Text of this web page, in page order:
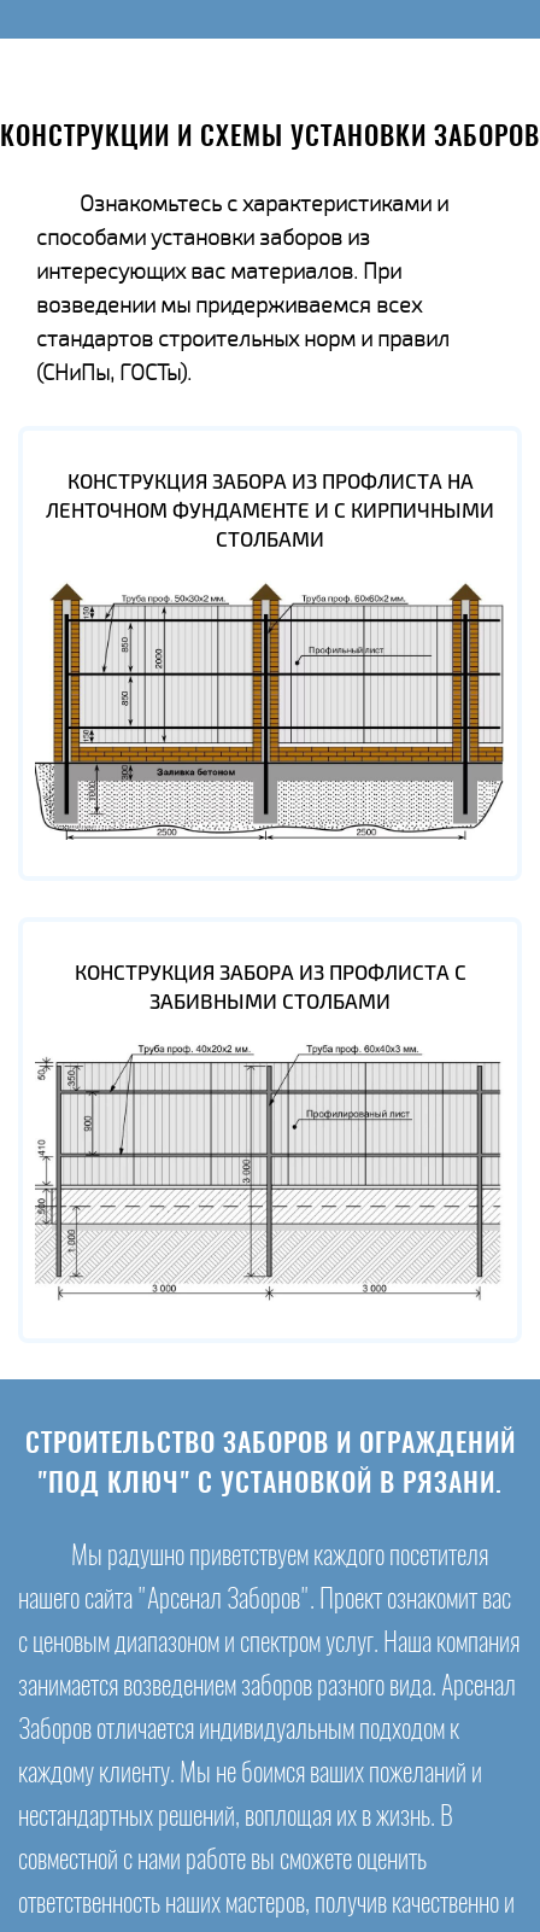
КОНСТРУКЦИИ И СХЕМЫ УСТАНОВКИ ЗАБОРОВ
Ознакомьтесь с характеристиками и
способами установки заборов из
интересующих вас материалов. При
возведении мы придерживаемся всех
стандартов строительных норм и правил
(СНиПы, ГОСТы).
КОНСТРУКЦИЯ ЗАБОРА ИЗ ПРОФЛИСТА НА
ЛЕНТОЧНОМ ФУНДАМЕНТЕ И С КИРПИЧНЫМИ
СТОЛБАМИ
КОНСТРУКЦИЯ ЗАБОРА ИЗ ПРОФЛИСТА С
ЗАБИВНЫМИ СТОЛБАМИ
СТРОИТЕЛЬСТВО ЗАБОРОВ И ОГРАЖДЕНИЙ
"ПОД КЛЮЧ" С УСТАНОВКОЙ В РЯЗАНИ.
Мы радушно приветствуем каждого посетителя
нашего сайта "Арсенал Заборов". Проект ознакомит вас
с ценовым диапазоном и спектром услуг. Наша компания
занимается возведением заборов разного вида. Арсенал
Заборов отличается индивидуальным подходом к
каждому клиенту. Мы не боимся ваших пожеланий и
нестандартных решений, воплощая их в жизнь. В
совместной с нами работе вы сможете оценить
ответственность наших мастеров, получив качественно и